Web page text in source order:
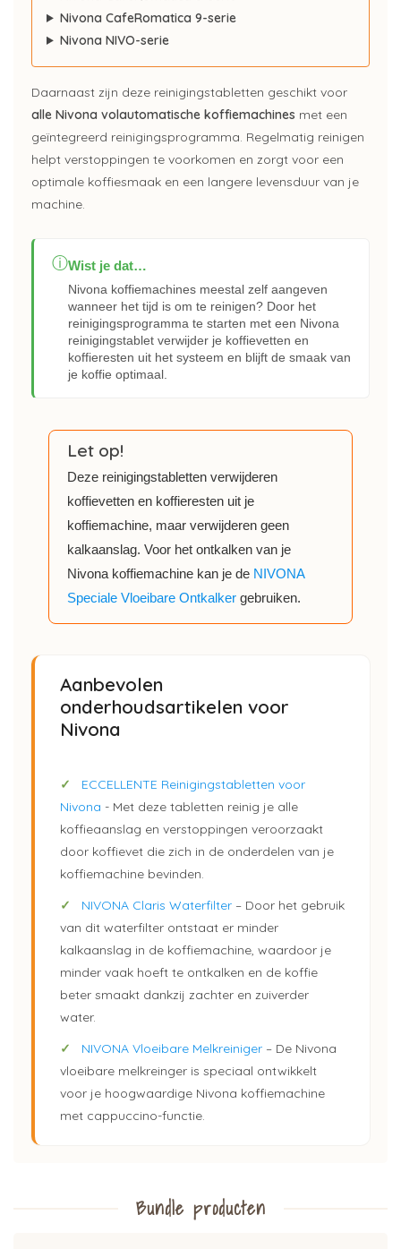
Nivona CafeRomatica 9-serie
Nivona NIVO-serie
Daarnaast zijn deze reinigingstabletten geschikt voor
alle Nivona volautomatische koffiemachines met een
geïntegreerd reinigingsprogramma. Regelmatig reinigen
helpt verstoppingen te voorkomen en zorgt voor een
optimale koffiesmaak en een langere levensduur van je
machine.
ⓘWist je dat…
Nivona koffiemachines meestal zelf aangeven
wanneer het tijd is om te reinigen? Door het
reinigingsprogramma te starten met een Nivona
reinigingstablet verwijder je koffievetten en
koffieresten uit het systeem en blijft de smaak van
je koffie optimaal.
Let op!
Deze reinigingstabletten verwijderen
koffievetten en koffieresten uit je
koffiemachine, maar verwijderen geen
kalkaanslag. Voor het ontkalken van je
Nivona koffiemachine kan je de NIVONA
Speciale Vloeibare Ontkalkergebruiken.
Aanbevolen
onderhoudsartikelen voor
Nivona
✓
ECCELLENTE Reinigingstabletten voor
Nivona - Met deze tabletten reinig je alle
koffieaanslag en verstoppingen veroorzaakt
door koffievet die zich in de onderdelen van je
koffiemachine bevinden.
✓
NIVONA Claris Waterfilter – Door het gebruik
van dit waterfilter ontstaat er minder
kalkaanslag in de koffiemachine, waardoor je
minder vaak hoeft te ontkalken en de koffie
beter smaakt dankzij zachter en zuiverder
water.
✓
NIVONA Vloeibare Melkreiniger – De Nivona
vloeibare melkreinger is speciaal ontwikkelt
voor je hoogwaardige Nivona koffiemachine
met cappuccino-functie.
Bundle producten